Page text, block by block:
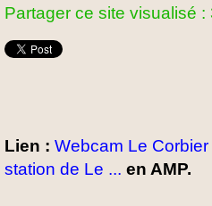
Partager ce site visualisé :
Lien : Webcam Le
station de Le ... en AMP.